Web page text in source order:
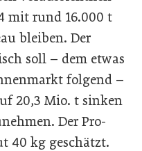
mit rund 16.000 t
bleiben. Der
soll – dem etwas
folgend –
20,3 Mio. t sinken
Der Pro-
40 kg geschätzt.